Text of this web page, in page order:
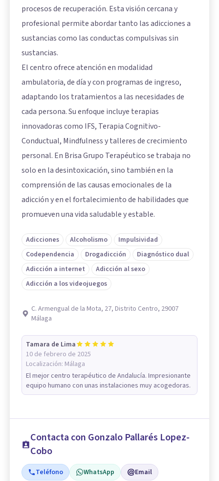
procesos de recuperación. Esta visión cercana y
profesional permite abordar tanto las adicciones a
sustancias como las conductas compulsivas sin
sustancias.
El centro ofrece atención en modalidad
ambulatoria, de día y con programas de ingreso,
adaptando los tratamientos a las necesidades de
cada persona. Su enfoque incluye terapias
innovadoras como IFS, Terapia Cognitivo-
Conductual, Mindfulness y talleres de crecimiento
personal. En Brisa Grupo Terapéutico se trabaja no
solo en la desintoxicación, sino también en la
comprensión de las causas emocionales de la
adicción y en el fortalecimiento de habilidades que
promueven una vida saludable y estable.
Adicciones Alcoholismo
Impulsividad
Codependencia
Drogadicción
Diagnóstico dual
Adicción a internet
Adicción al sexo
Adicción a los videojuegos
C. Armengual de la Mota, 27, Distrito Centro, 29007
Málaga
Tamara de Lima
10 de febrero de 2025
Localización: Málaga
El mejor centro terapéutico de Andalucía. Impresionante
equipo humano con unas instalaciones muy acogedoras.
Contacta con Gonzalo Pallarés Lopez-
Cobo
Teléfono WhatsApp Email